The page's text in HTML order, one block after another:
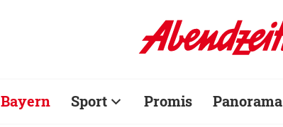
Bayern Sport Promis Panorama